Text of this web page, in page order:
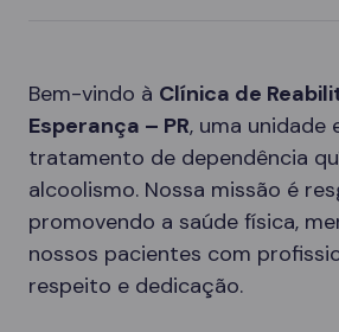
Bem-vindo à Clínica de
Esperança – PR, uma unidade
tratamento de dependência
alcoolismo. Nossa missão é
promovendo a saúde física,
nossos pacientes com
respeito e dedicação.